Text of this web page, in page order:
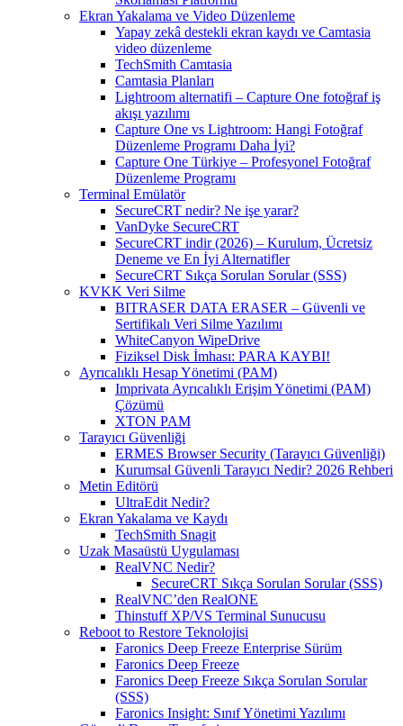
Ekran Yakalama ve Video Düzenleme
Yapay zekâ destekli ekran kaydı ve Camtasia
video düzenleme
TechSmith Camtasia
Camtasia Planları
Lightroom alternatifi – Capture One fotoğraf iş
akışı yazılımı
Capture One vs Lightroom: Hangi Fotoğraf
Düzenleme Programı Daha İyi?
Capture One Türkiye – Profesyonel Fotoğraf
Düzenleme Programı
Terminal Emülatör
SecureCRT nedir? Ne işe yarar?
VanDyke SecureCRT
SecureCRT indir (2026) – Kurulum, Ücretsiz
Deneme ve En İyi Alternatifler
SecureCRT Sıkça Sorulan Sorular (SSS)
KVKK Veri Silme
BITRASER DATA ERASER – Güvenli ve
Sertifikalı Veri Silme Yazılımı
WhiteCanyon WipeDrive
Fiziksel Disk İmhası: PARA KAYBI!
Ayrıcalıklı Hesap Yönetimi (PAM)
Imprivata Ayrıcalıklı Erişim Yönetimi (PAM)
Çözümü
XTON PAM
Tarayıcı Güvenliği
ERMES Browser Security (Tarayıcı Güvenliği)
Kurumsal Güvenli Tarayıcı Nedir? 2026 Rehberi
Metin Editörü
UltraEdit Nedir?
Ekran Yakalama ve Kaydı
TechSmith Snagit
Uzak Masaüstü Uygulaması
RealVNC Nedir?
SecureCRT Sıkça Sorulan Sorular (SSS)
RealVNC’den RealONE
Thinstuff XP/VS Terminal Sunucusu
Reboot to Restore Teknolojisi
Faronics Deep Freeze Enterprise Sürüm
Faronics Deep Freeze
Faronics Deep Freeze Sıkça Sorulan Sorular
(SSS)
Faronics Insight: Sınıf Yönetimi Yazılımı